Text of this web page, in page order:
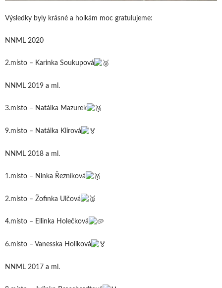
Výsledky byly krásné a holkám moc gratulujeme:
NNML 2020
2.místo – Karinka Soukupová
NNML 2019 a ml.
3.místo – Natálka Mazurek
9.místo – Natálka Klírová
NNML 2018 a ml.
1.místo – Ninka Řezníková
2.místo – Žofinka Ulčová
4.místo – Ellinka Holečková
6.místo – Vanesska Holíková
NNML 2017 a ml.